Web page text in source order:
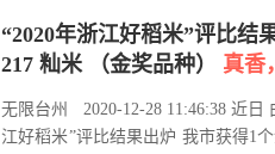
“2020年浙江好稻米”评比结
217 籼米 （金奖品种） 真香
无限台州 2020-12-28 11:46:38 近日
江好稻米”评比结果出炉 我市获得1